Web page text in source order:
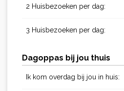
2 Huisbezoeken per dag:
3 Huisbezoeken per dag:
Dagoppas bij jou thuis
Ik kom overdag bij jou in huis: